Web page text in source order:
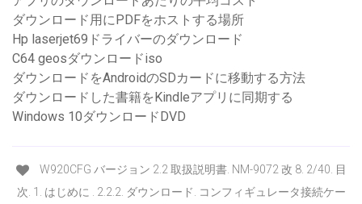
ダウンロード用にPDFをホストする場所
Hp laserjet69ドライバーのダウンロード
C64 geosダウンロードiso
ダウンロードをAndroidのSDカードに移動する方法
ダウンロードした書籍をKindleアプリに同期する
Windows 10ダウンロードDVD
W920CFG バージョン 2.2 取扱説明書. NM-9072 改 8. 2/40. 目
次. 1. はじめに . 2.2.2. ダウンロード. コンフィギュレータ接続ケー